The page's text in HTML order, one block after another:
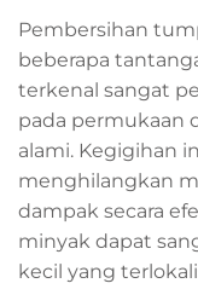
Pembersihan
beberapa
terkenal sangat
pada permukaan
alami. Kegigihan
menghilangkan
dampak secara
minyak dapat
kecil yang